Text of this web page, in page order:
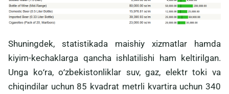
Shuningdek, statistikada maishiy xizmatlar hamda
kiyim-kechaklarga qancha ishlatilishi ham keltirilgan.
Unga koʻra, oʻzbekistonliklar suv, gaz, elektr toki va
chiqindilar uchun 85 kvadrat metrli kvartira uchun 340